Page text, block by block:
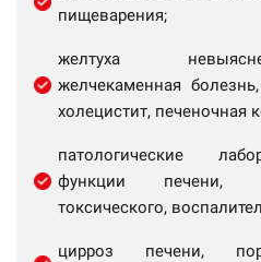
пищеварения;
желтуха
желчекаменная
холецистит, печеночная
патологические
функции печени,
токсического,
цирроз печени,